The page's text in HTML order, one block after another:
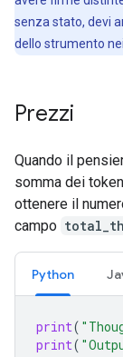
senza stato, devi
dello strumento
Prezzi
Quando il
somma dei
ottenere il
campo
Python
print(
print(